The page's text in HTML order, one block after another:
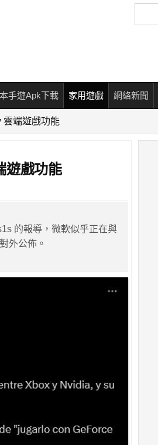
尋
手遊Apk下載 家用遊戲 網絡新聞
雲端遊戲功能
遊戲功能
的報導，微軟似乎正在與
外公佈。